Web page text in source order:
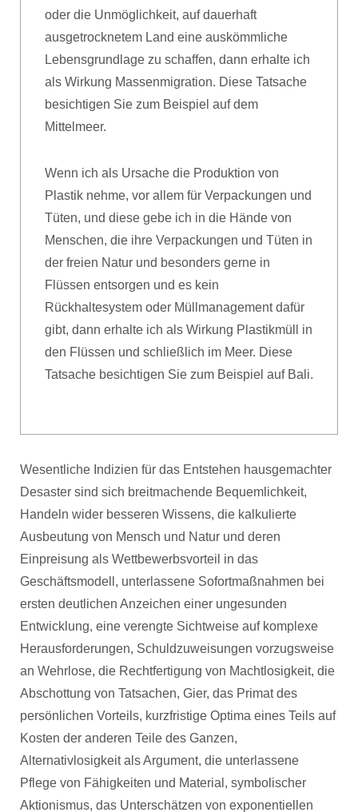
oder die Unmöglichkeit, auf dauerhaft
ausgetrocknetem Land eine auskömmliche
Lebensgrundlage zu schaffen, dann erhalte ich
als Wirkung Massenmigration. Diese Tatsache
besichtigen Sie zum Beispiel auf dem
Mittelmeer.
Wenn ich als Ursache die Produktion von
Plastik nehme, vor allem für Verpackungen und
Tüten, und diese gebe ich in die Hände von
Menschen, die ihre Verpackungen und Tüten in
der freien Natur und besonders gerne in
Flüssen entsorgen und es kein
Rückhaltesystem oder Müllmanagement dafür
gibt, dann erhalte ich als Wirkung Plastikmüll in
den Flüssen und schließlich im Meer. Diese
Tatsache besichtigen Sie zum Beispiel auf Bali.
Wesentliche Indizien für das Entstehen hausgemachter
Desaster sind sich breitmachende Bequemlichkeit,
Handeln wider besseren Wissens, die kalkulierte
Ausbeutung von Mensch und Natur und deren
Einpreisung als Wettbewerbsvorteil in das
Geschäftsmodell, unterlassene Sofortmaßnahmen bei
ersten deutlichen Anzeichen einer ungesunden
Entwicklung, eine verengte Sichtweise auf komplexe
Herausforderungen, Schuldzuweisungen vorzugsweise
an Wehrlose, die Rechtfertigung von Machtlosigkeit, die
Abschottung von Tatsachen, Gier, das Primat des
persönlichen Vorteils, kurzfristige Optima eines Teils auf
Kosten der anderen Teile des Ganzen,
Alternativlosigkeit als Argument, die unterlassene
Pflege von Fähigkeiten und Material, symbolischer
Aktionismus, das Unterschätzen von exponentiellen